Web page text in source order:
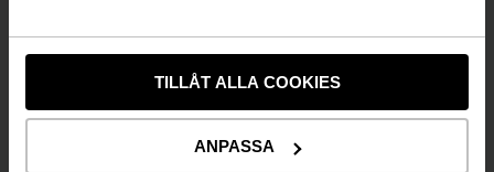
TILLÅT ALLA COOKIES
ANPASSA
msek (163 msek) med ett rörelseresultat på -8
msek (-17 msek). Kvartalets omsättning är 37
msek högre än motsvarande period föregående
affärsområdena Event & Communication och